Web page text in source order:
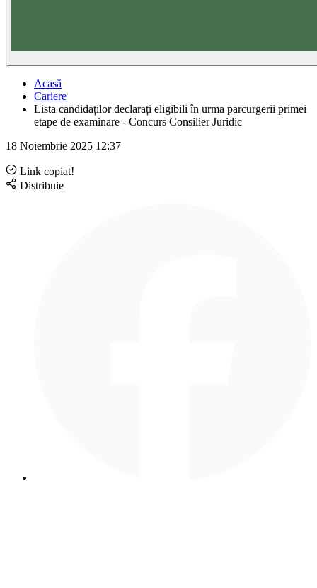
Acasă
Cariere
Lista candidaților declarați eligibili în urma parcurgerii primei
etape de examinare - Concurs Consilier Juridic
18 Noiembrie 2025 12:37
Link copiat!
Distribuie